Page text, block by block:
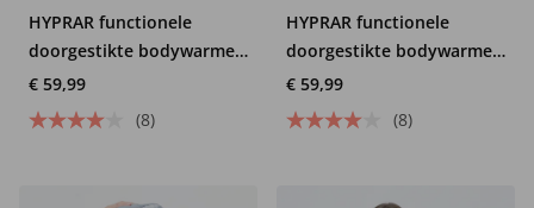
HYPRAR functionele
doorgestikte bodywarmer,
waterafstotend,
ritszakken
€ 59,99
(8)
HYPRAR functionele
doorgestikte bodywarmer,
waterafstotend,
ritszakken
€ 59,99
(8)